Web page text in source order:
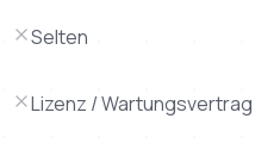
Selten
Lizenz / Wartungsvertrag